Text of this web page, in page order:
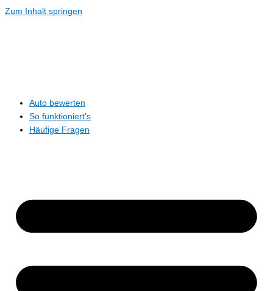
Zum Inhalt springen
Auto bewerten
So funktioniert’s
Häufige Fragen